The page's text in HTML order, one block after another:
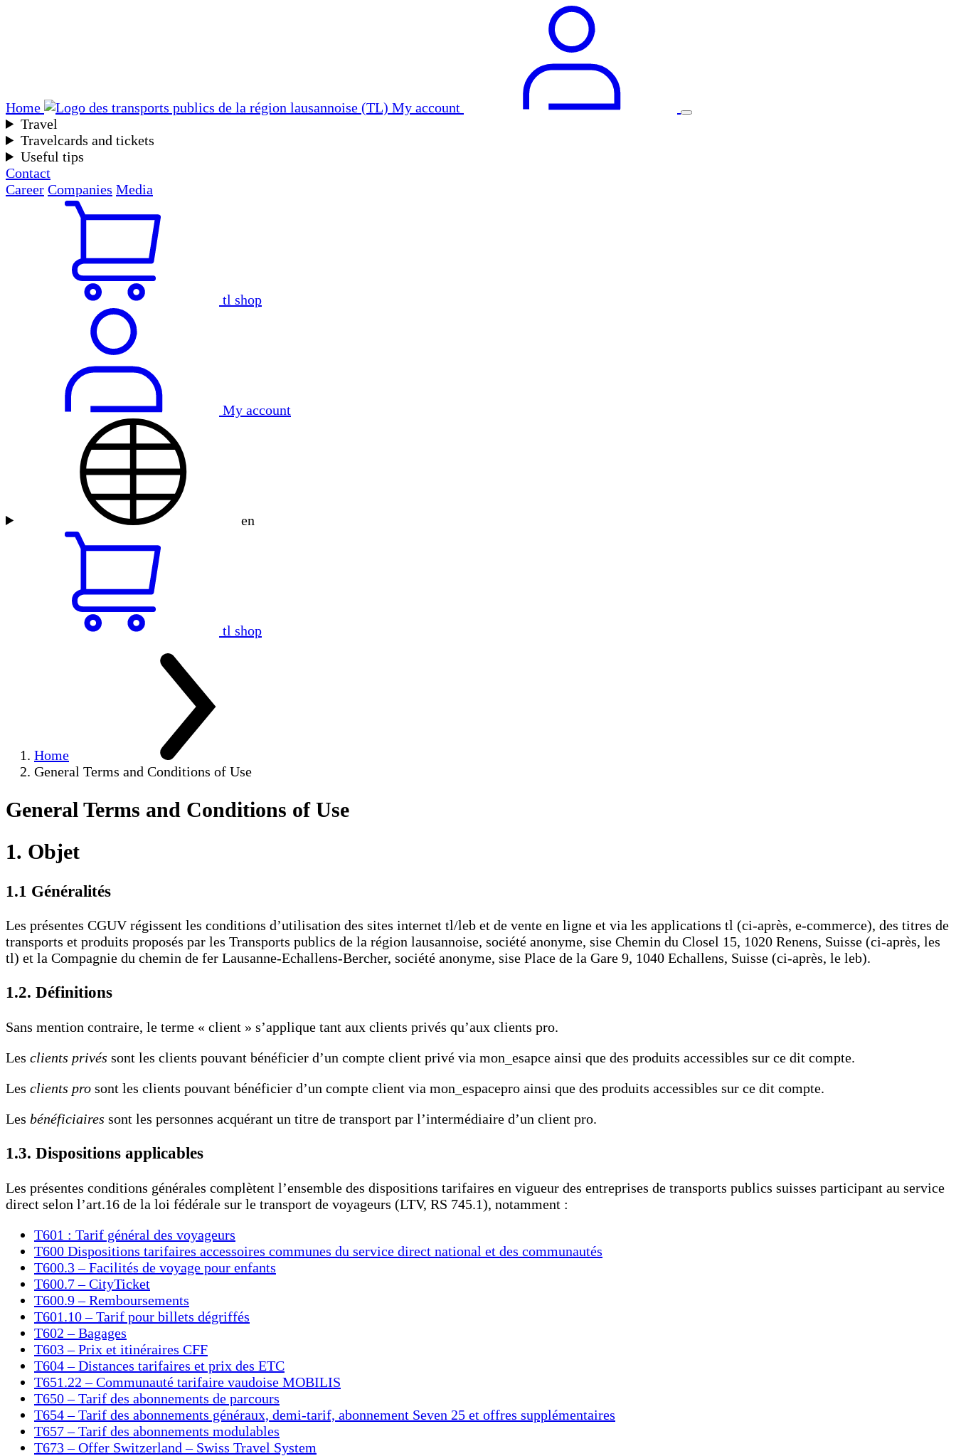
Home
My account
Travel
Travelcards and tickets
Useful tips
Contact
Career Companies Media
tl shop
My account
en
tl shop
Home
General Terms and Conditions of Use
General Terms and Conditions of Use
1. Objet
1.1 Généralités
Les présentes CGUV régissent les conditions d’utilisation des sites internet tl/leb et de vente en ligne et via les applications tl (ci-après, e-commerce), des titres de
transports et produits proposés par les Transports publics de la région lausannoise, société anonyme, sise Chemin du Closel 15, 1020 Renens, Suisse (ci-après, les
tl) et la Compagnie du chemin de fer Lausanne-Echallens-Bercher, société anonyme, sise Place de la Gare 9, 1040 Echallens, Suisse (ci-après, le leb).
1.2. Définitions
Sans mention contraire, le terme « client » s’applique tant aux clients privés qu’aux clients pro.
Les clients privés sont les clients pouvant bénéficier d’un compte client privé via mon_esapce ainsi que des produits accessibles sur ce dit compte.
Les clients pro sont les clients pouvant bénéficier d’un compte client via mon_espacepro ainsi que des produits accessibles sur ce dit compte.
Les bénéficiaires sont les personnes acquérant un titre de transport par l’intermédiaire d’un client pro.
1.3. Dispositions applicables
Les présentes conditions générales complètent l’ensemble des dispositions tarifaires en vigueur des entreprises de transports publics suisses participant au service
direct selon l’art.16 de la loi fédérale sur le transport de voyageurs (LTV, RS 745.1), notamment :
T601 : Tarif général des voyageurs
T600 Dispositions tarifaires accessoires communes du service direct national et des communautés
T600.3 – Facilités de voyage pour enfants
T600.7 – CityTicket
T600.9 – Remboursements
T601.10 – Tarif pour billets dégriffés
T602 – Bagages
T603 – Prix et itinéraires CFF
T604 – Distances tarifaires et prix des ETC
T651.22 – Communauté tarifaire vaudoise MOBILIS
T650 – Tarif des abonnements de parcours
T654 – Tarif des abonnements généraux, demi-tarif, abonnement Seven 25 et offres supplémentaires
T657 – Tarif des abonnements modulables
T673 – Offer Switzerland – Swiss Travel System